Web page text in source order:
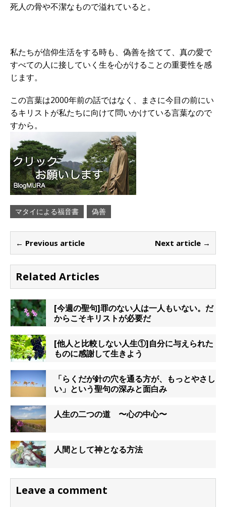
死人の骨や不潔なもので溢れていると。
私たちが信仰生活をする時も、偽善を捨てて、真の愛で
すべての人に接していく生を心がけることの重要性を感
じます。
この言葉は2000年前の話ではなく、まさに今目の前にい
るキリストが私たちに向けて問いかけている言葉なので
すから。
マタイによる福音書 偽善
← Previous article Next article →
Related Articles
[今週の聖句]罪のない人は一人もいない。だ
からこそキリストが必要だ
[他人と比較しない人生①]自分に与えられた
ものに感謝して生きよう
「らくだが針の穴を通る方が、もっとやさし
い」という聖句の深みと面白み
人生の二つの道 〜心の中心〜
人間として神となる方法
Leave a comment